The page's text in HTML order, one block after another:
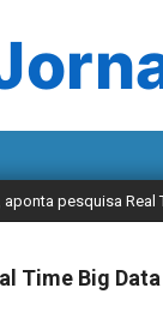
pesquisa Real
Time Big Data